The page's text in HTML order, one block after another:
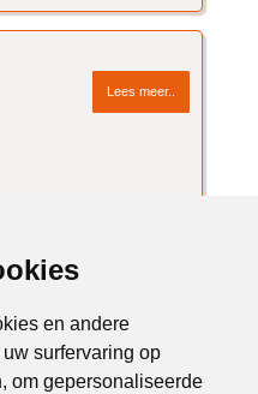
en andere
surfervaring op
om gepersonaliseerde
Lees meer..